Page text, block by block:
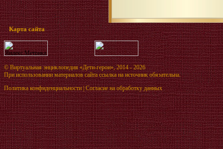
Карта сайта
©Виртуальная энциклопедия «Дети-герои», 2014 - 2026
При использовании материалов сайта ссылка на источник обязательна.
Политика конфиденциальности|Согласие на обработку данных